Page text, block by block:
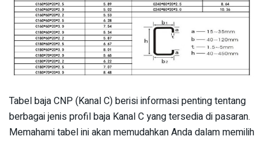
Tabel baja CNP (Kanal C) berisi informasi penting tentang
berbagai jenis profil baja Kanal C yang tersedia di pasaran.
Memahami tabel ini akan memudahkan Anda dalam memilih